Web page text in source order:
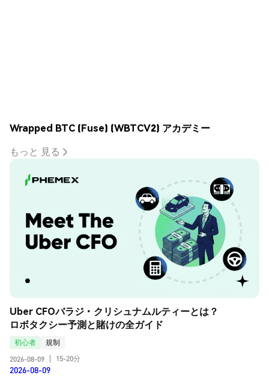
Wrapped BTC (Fuse) (WBTCV2) アカデミー
もっと 見る
Uber CFOバラジ・クリシュナムルティーとは？
ロボタクシー予測と賭けの全ガイド
初心者
規制
2026-08-09
15-20分
2026-08-09